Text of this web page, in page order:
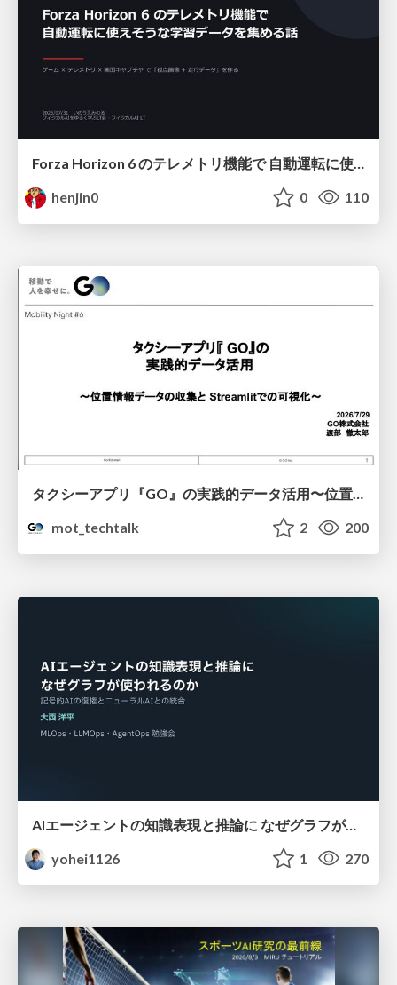
henjin0
0 110
タクシーアプリ『GO』の実践的データ活用〜位置情報データの収集とStreamlitでの可視化〜
mot_techtalk
2 200
AIエージェントの知識表現と推論に なぜグラフが使われるのか - 記号的AIの復権とニューラルAIとの統合
yohei1126
1 270